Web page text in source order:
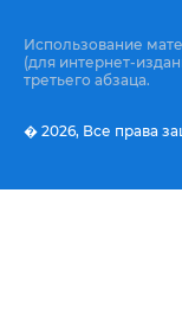
Использование
(для интернет-
третьего абзаца.
� 2026, Все права